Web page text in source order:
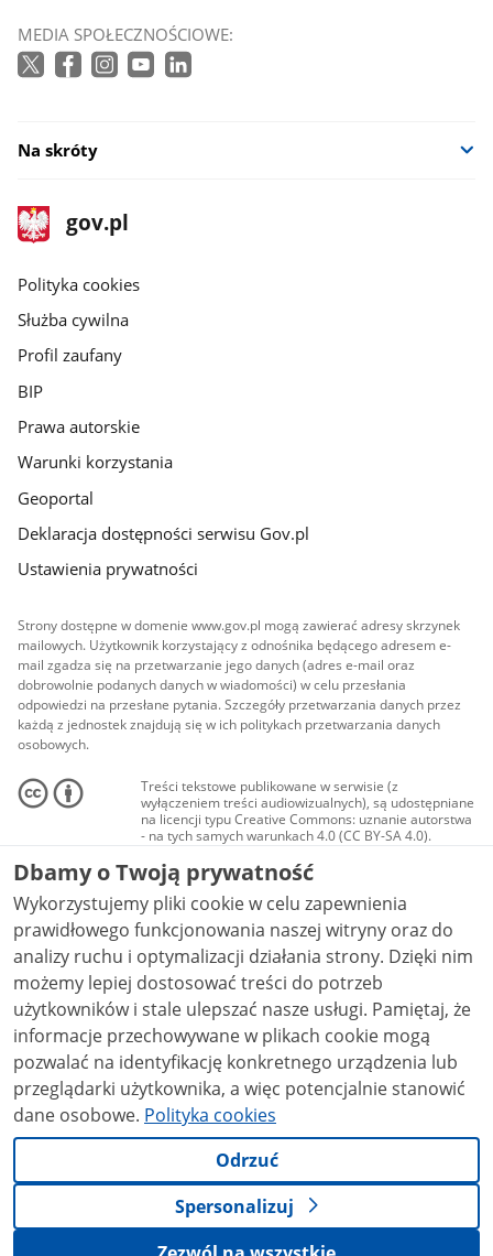
MEDIA SPOŁECZNOŚCIOWE:
Na skróty
stopka
gov.pl
Strona
gov.pl
gov.pl
Polityka cookies
Służba cywilna
Profil zaufany
BIP
Prawa autorskie
Warunki korzystania
Geoportal
Deklaracja dostępności serwisu Gov.pl
Ustawienia prywatności
Strony dostępne w domenie www.gov.pl mogą zawierać adresy skrzynek
mailowych. Użytkownik korzystający z odnośnika będącego adresem e-
mail zgadza się na przetwarzanie jego danych (adres e-mail oraz
dobrowolnie podanych danych w wiadomości) w celu przesłania
odpowiedzi na przesłane pytania. Szczegóły przetwarzania danych przez
każdą z jednostek znajdują się w ich politykach przetwarzania danych
osobowych.
Treści tekstowe publikowane w serwisie (z
wyłączeniem treści audiowizualnych), są udostępniane
na licencji typu Creative Commons: uznanie autorstwa
- na tych samych warunkach 4.0 (CC BY-SA 4.0).
Materiały audiowizualne, w tym zdjęcia, materiały
audio i wideo, są udostępniane na licencji typu
Creative Commons: uznanie autorstwa użycie
niekomercyjne - bez utworów zależnych 4.0 (CC BY-
NC-ND 4.0), o ile nie jest to stwierdzone inaczej.
Dbamy o Twoją prywatność
Wykorzystujemy pliki cookie w celu zapewnienia
prawidłowego funkcjonowania naszej witryny oraz do
analizy ruchu i optymalizacji działania strony. Dzięki nim
możemy lepiej dostosować treści do potrzeb
użytkowników i stale ulepszać nasze usługi. Pamiętaj, że
informacje przechowywane w plikach cookie mogą
pozwalać na identyfikację konkretnego urządzenia lub
przeglądarki użytkownika, a więc potencjalnie stanowić
dane osobowe. Polityka cookies
Odrzuć
Spersonalizuj